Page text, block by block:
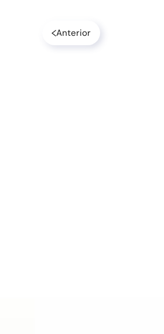
Anterior